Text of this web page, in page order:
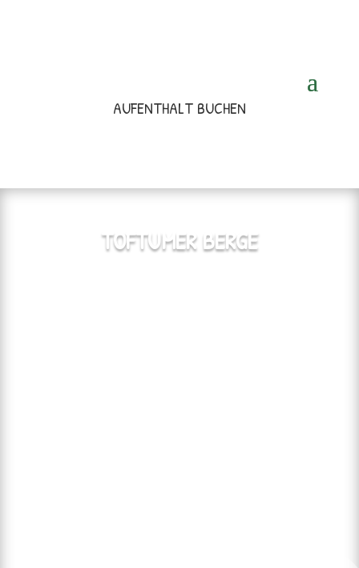
AUFENTHALT BUCHEN
TOFTUMER BERGE